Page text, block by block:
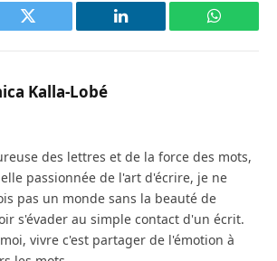
Twitter LinkedIn
Kalla-Lobé
des lettres et de la force des mots,
passionnée de l'art d'écrire, je ne
pas un monde sans la beauté de
s'évader au simple contact d'un écrit.
vivre c'est partager de l'émotion à